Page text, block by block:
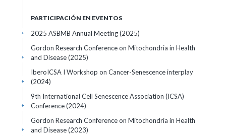
PARTICIPACIÓN EN EVENTOS
2025 ASBMB Annual Meeting(2025)
+
Gordon Research Conference on Mitochondria in Health
and Disease(2025)
+
IberoICSA I Workshop on Cancer-Senescence interplay
(2024)
+
9th International Cell Senescence Association (ICSA)
Conference(2024)
+
Gordon Research Conference on Mitochondria in Health
and Disease(2023)
+